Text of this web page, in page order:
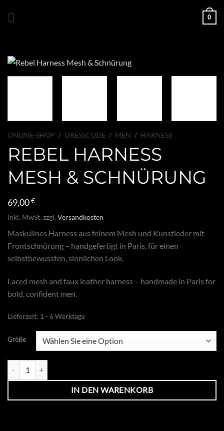
0
ONLINE-SHOP / DRESSCODE / MEN / HARNESS
REBEL HARNESS
MESH & SCHNÜRUNG
69,00€
inkl. MwSt. zzgl. Versandkosten
Maskulines Harness aus feinem Mesh und Kunstleder mit
Frontschnürung – handgefertigt in Paris, für einen
selbstbewussten, sinnlichen Look.
Laced mesh and faux leather harness – handmade in Paris for
bold, confident men.
Lieferzeit: 1 - 6 Werktage
Größe
IN DEN WARENKORB